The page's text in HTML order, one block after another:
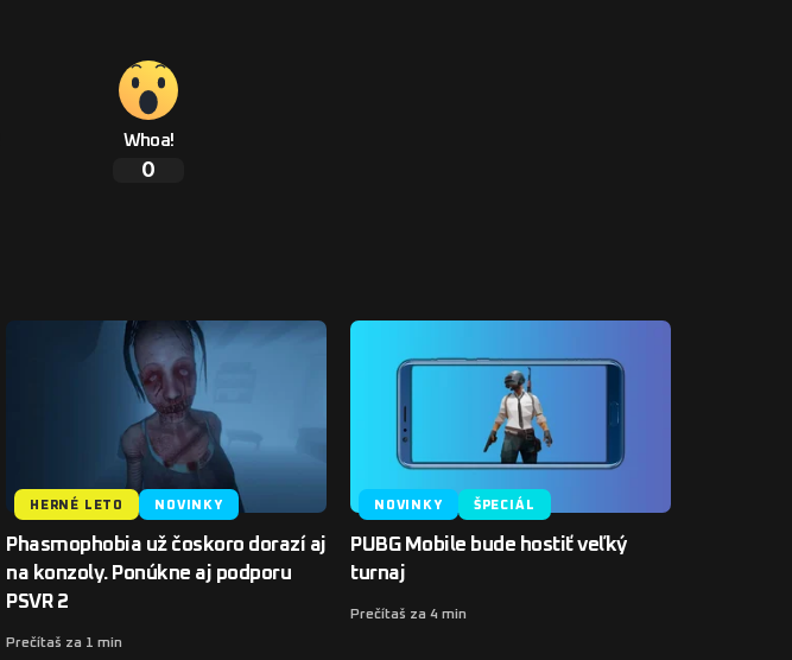
Whoa!
0
HERNÉ LETO NOVINKY
Phasmophobia už čoskoro dorazí aj
na konzoly. Ponúkne aj podporu
PSVR 2
Prečítaš za 1 min
NOVINKY ŠPECIÁL
PUBG Mobile bude hostiť veľký
turnaj
Prečítaš za 4 min